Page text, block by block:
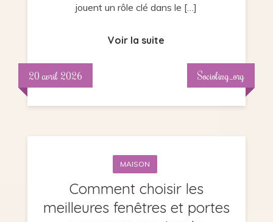
jouent un rôle clé dans le […]
Voir la suite
20 avril 2026 Socioling_org
MAISON
Comment choisir les
meilleures fenêtres et portes